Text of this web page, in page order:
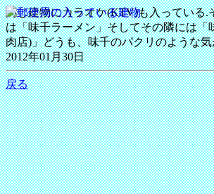
同じ建物にカラオケ(KTV)も入っている.
は「味千ラーメン」そしてその隣には「
肉店)」どうも、味千のパクリのような
2012年01月30日
戻る